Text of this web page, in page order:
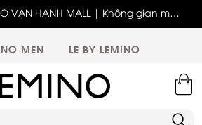
VẠN HẠNH MALL | Không gian mới,
mới, ưu đãi tri ân đặc biệt
MEN LE BY LEMINO